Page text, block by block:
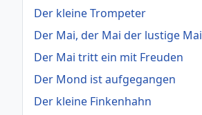
Der kleine Trompeter
Der Mai, der Mai der lustige Mai
Der Mai tritt ein mit Freuden
Der Mond ist aufgegangen
Der kleine Finkenhahn